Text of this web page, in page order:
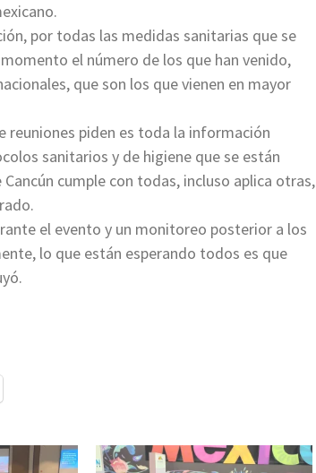
por todas las medidas sanitarias que se
el número de los que han venido,
que son los que vienen en mayor
reuniones piden es toda la información
sanitarios y de higiene que se están
cumple con todas, incluso aplica otras,
el evento y un monitoreo posterior a los
lo que están esperando todos es que